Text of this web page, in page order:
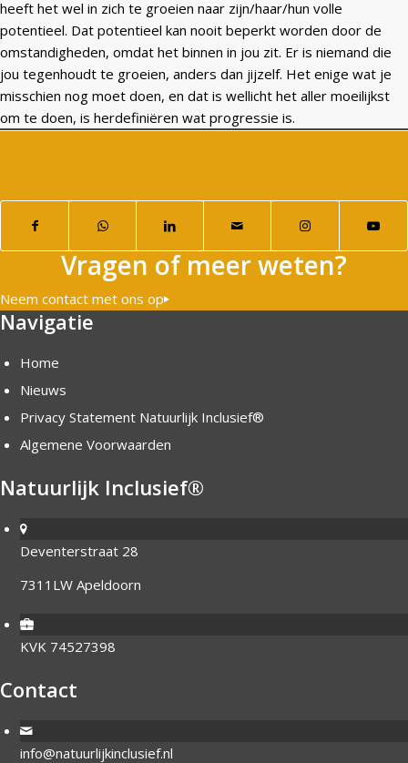
heeft het wel in zich te groeien naar zijn/haar/hun volle
potentieel. Dat potentieel kan nooit beperkt worden door de
omstandigheden, omdat het binnen in jou zit. Er is niemand die
jou tegenhoudt te groeien, anders dan jijzelf. Het enige wat je
misschien nog moet doen, en dat is wellicht het aller moeilijkst
om te doen, is herdefiniëren wat progressie is.
Vragen of meer weten?
Neem contact met ons op
Navigatie
Home
Nieuws
Privacy Statement Natuurlijk Inclusief®
Algemene Voorwaarden
Natuurlijk Inclusief®
Deventerstraat 28
7311LW Apeldoorn
KVK 74527398
Contact
info@natuurlijkinclusief.nl